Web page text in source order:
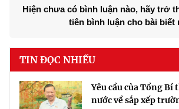
Hiện chưa có bình luận nào, hãy trở
tiên bình luận cho bài biết
TIN ĐỌC NHIỀU
Yêu cầu của Tổng Bí
nước về sắp xếp